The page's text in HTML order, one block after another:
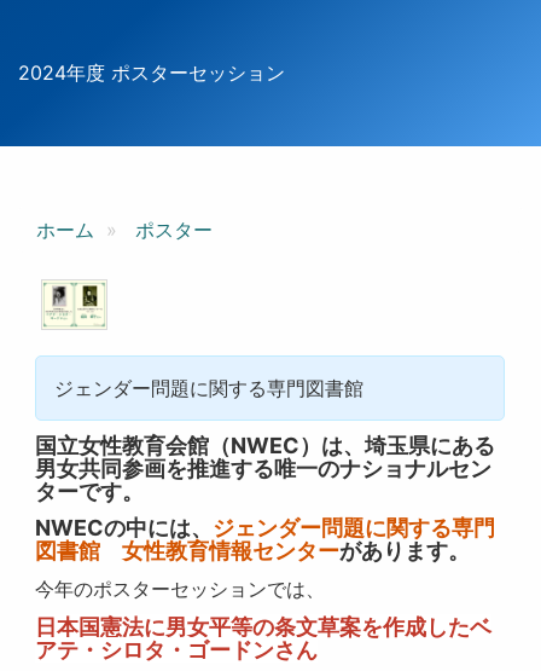
2024年度 ポスターセッション
ホーム ポスター
ジェンダー問題に関する専門図書館
国立女性教育会館（NWEC）は、埼玉県にある
男女共同参画を推進する唯一のナショナルセン
ターです。
NWECの中には、 ジェンダー問題に関する専門
図書館 女性教育情報センターがあります。
今年のポスターセッションでは、
日本国憲法に男女平等の条文草案を作成したベ
アテ・シロタ・ゴードンさん